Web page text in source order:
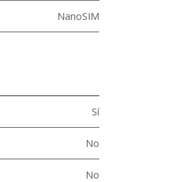
NanoSIM
Sí
No
No